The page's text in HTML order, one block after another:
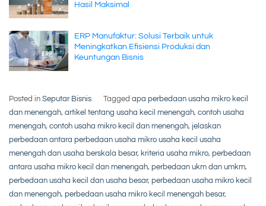
Hasil Maksimal
ERP Manufaktur: Solusi Terbaik untuk
Meningkatkan Efisiensi Produksi dan
Keuntungan Bisnis
Posted in Seputar Bisnis Tagged apa perbedaan usaha mikro kecil
dan menengah, artikel tentang usaha kecil menengah, contoh usaha
menengah, contoh usaha mikro kecil dan menengah, jelaskan
perbedaan antara perbedaan usaha mikro usaha kecil usaha
menengah dan usaha berskala besar, kriteria usaha mikro, perbedaan
antara usaha mikro kecil dan menengah, perbedaan ukm dan umkm,
perbedaan usaha kecil dan usaha besar, perbedaan usaha mikro kecil
dan menengah, perbedaan usaha mikro kecil menengah besar,